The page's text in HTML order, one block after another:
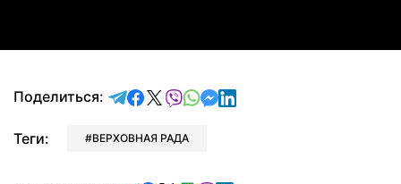
Поделиться: отправить в Telegram
поделиться в Facebook
поделиться в X
отправить в Viber
отправить в Whatsapp
отправить в Messenger
отправить в LinkedIn
Теги: ВЕРХОВНАЯ РАДА